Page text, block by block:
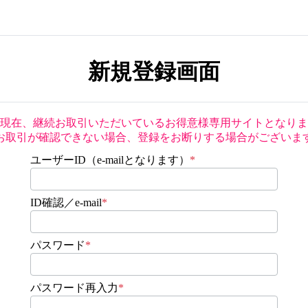
新規登録画面
在、継続お取引いただいているお得意様専用サイトとなり
取引が確認できない場合、登録をお断りする場合がございま
ユーザーID（e-mailとなります） *
ID確認／e-mail*
パスワード*
パスワード再入力*